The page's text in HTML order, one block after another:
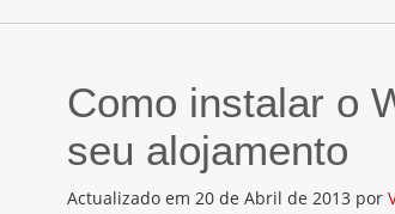
Como instalar o
seu alojamento
Actualizado em 20 de Abril de 2013 por